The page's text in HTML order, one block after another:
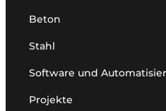
Beton
Stahl
Software und
Projekte